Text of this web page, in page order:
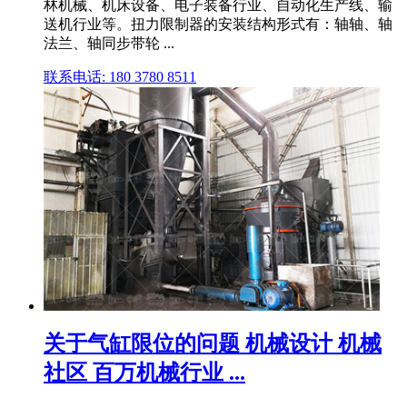
林机械、机床设备、电子装备行业、自动化生产线、输
送机行业等。扭力限制器的安装结构形式有：轴轴、轴
法兰、轴同步带轮 ...
联系电话: 180 3780 8511
关于气缸限位的问题 机械设计 机械
社区 百万机械行业 ...